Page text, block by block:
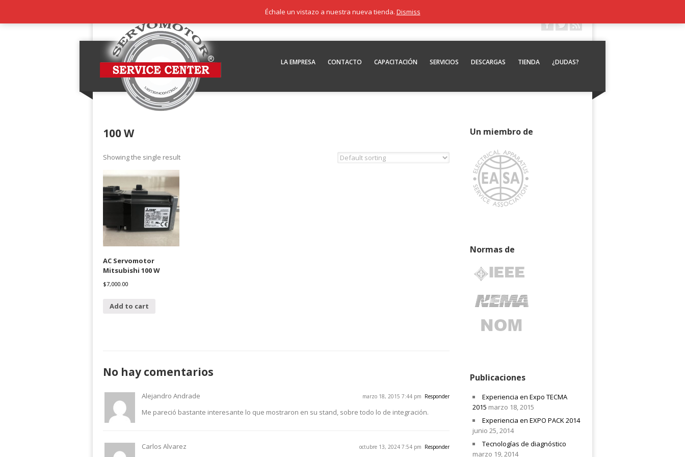
LA EMPRESA CONTACTO CAPACITACIÓN SERVICIOS DESCARGAS TIENDA ¿DUDAS?
100 W
Showing the single result
AC Servomotor
Mitsubishi 100 W
$7,000.00
Add to cart
No hay comentarios
Alejandro Andrade marzo 18, 2015 7:44 pm Responder
Me pareció bastante interesante lo que mostraron en su stand, sobre todo lo de integración.
Carlos Alvarez octubre 13, 2024 7:54 pm Responder
Un miembro de
Normas de
Publicaciones
Experiencia en Expo TECMA
2015 marzo 18, 2015
Experiencia en EXPO PACK 2014
junio 25, 2014
Tecnologías de diagnóstico
marzo 19, 2014
Échale un vistazo a nuestra nueva tienda. Dismiss